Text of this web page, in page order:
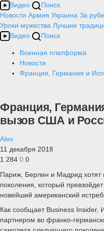
Видео
Поиск
Новости Армия Украина За
Уроки мужества Лучшие
Видео
Поиск
Военная платформа
Новости
Франция, Германия и
Франция,
вызов США и
Alex
11 декабря 2018
1 284 0 0
Париж, Берлин и Мадрид хотят
поколения, который
новейший американский
Как сообщает Business Insider,
партнером во франко-